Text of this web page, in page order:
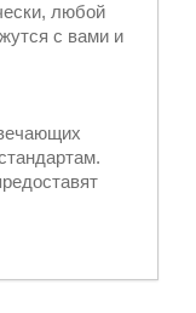
любой
с вами и